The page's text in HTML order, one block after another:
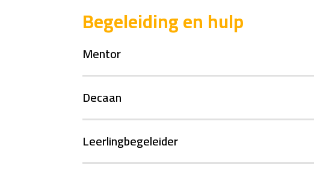
Begeleiding en hulp
Mentor
Decaan
Leerlingbegeleider